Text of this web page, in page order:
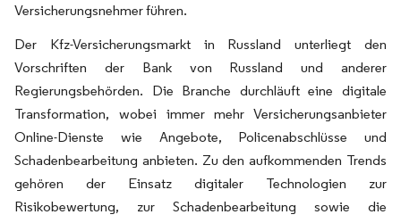
Versicherungsnehmer führen.
Der Kfz-Versicherungsmarkt in Russland unterliegt den
Vorschriften der Bank von Russland und anderer
Regierungsbehörden. Die Branche durchläuft eine digitale
Transformation, wobei immer mehr Versicherungsanbieter
Online-Dienste wie Angebote, Policenabschlüsse und
Schadenbearbeitung anbieten. Zu den aufkommenden Trends
gehören der Einsatz digitaler Technologien zur
Risikobewertung, zur Schadenbearbeitung sowie die